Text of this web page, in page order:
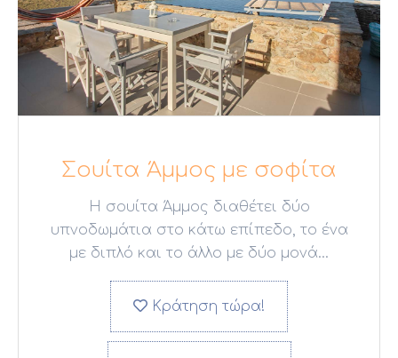
Σουίτα Άμμος με σοφίτα
Η σουίτα Άμμος διαθέτει δύο
υπνοδωμάτια στο κάτω επίπεδο, το ένα
με διπλό και το άλλο με δύο μονά...
Κράτηση τώρα!